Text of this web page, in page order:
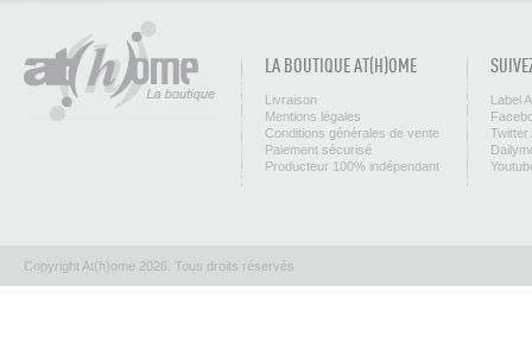
LA BOUTIQUE AT(H)OME
Livraison
Mentions légales
Conditions générales de vente
Paiement sécurisé
Producteur 100% indépendant
Label
Twitter
Copyright At(h)ome 2026. Tous droits réservés